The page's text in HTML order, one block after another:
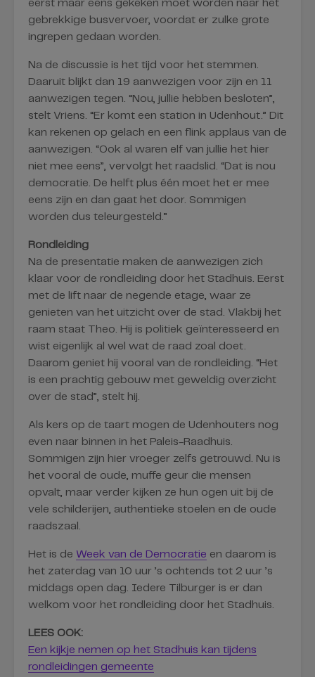
eerst maar eens gekeken moet worden naar het
gebrekkige busvervoer, voordat er zulke grote
ingrepen gedaan worden.
Na de discussie is het tijd voor het stemmen.
Daaruit blijkt dan 19 aanwezigen voor zijn en 11
aanwezigen tegen. “Nou, jullie hebben besloten”,
stelt Vriens. “Er komt een station in Udenhout.” Dit
kan rekenen op gelach en een flink applaus van de
aanwezigen. “Ook al waren elf van jullie het hier
niet mee eens”, vervolgt het raadslid. “Dat is nou
democratie. De helft plus één moet het er mee
eens zijn en dan gaat het door. Sommigen
worden dus teleurgesteld.”
Rondleiding
Na de presentatie maken de aanwezigen zich
klaar voor de rondleiding door het Stadhuis. Eerst
met de lift naar de negende etage, waar ze
genieten van het uitzicht over de stad. Vlakbij het
raam staat Theo. Hij is politiek geïnteresseerd en
wist eigenlijk al wel wat de raad zoal doet.
Daarom geniet hij vooral van de rondleiding. “Het
is een prachtig gebouw met geweldig overzicht
over de stad”, stelt hij.
Als kers op de taart mogen de Udenhouters nog
even naar binnen in het Paleis-Raadhuis.
Sommigen zijn hier vroeger zelfs getrouwd. Nu is
het vooral de oude, muffe geur die mensen
opvalt, maar verder kijken ze hun ogen uit bij de
vele schilderijen, authentieke stoelen en de oude
raadszaal.
Het is de Week van de Democratie en daarom is
het zaterdag van 10 uur ’s ochtends tot 2 uur ’s
middags open dag. Iedere Tilburger is er dan
welkom voor het rondleiding door het Stadhuis.
LEES OOK:
Een kijkje nemen op het Stadhuis kan tijdens
rondleidingen gemeente